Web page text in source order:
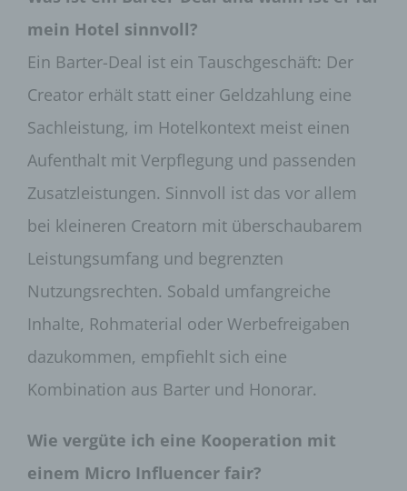
mein Hotel sinnvoll?
Ein Barter-Deal ist ein Tauschgeschäft: Der
Creator erhält statt einer Geldzahlung eine
Sachleistung, im Hotelkontext meist einen
Aufenthalt mit Verpflegung und passenden
Zusatzleistungen. Sinnvoll ist das vor allem
bei kleineren Creatorn mit überschaubarem
Leistungsumfang und begrenzten
Nutzungsrechten. Sobald umfangreiche
Inhalte, Rohmaterial oder Werbefreigaben
dazukommen, empfiehlt sich eine
Kombination aus Barter und Honorar.
Wie vergüte ich eine Kooperation mit
einem Micro Influencer fair?
Internetseite vollumfänglich nutzbar.
Erfassung von allgemeinen Daten und
Informationen
Die Internetseite erfasst mit jedem Aufruf der
Internetseite durch eine betroffene Person oder ein
automatisiertes System eine Reihe von
allgemeinen Daten und Informationen. Diese
allgemeinen Daten und Informationen werden in
werden können die (1) verwendeten Browsertypen
verwendete Betriebssystem, (3) die Internetseite,
von welcher ein zugreifendes System auf unsere
Internetseite gelangt (sogenannte Referrer), (4) die
Unterwebseiten, welche über ein zugreifendes
System auf unserer Internetseite angesteuert
werden, (5) das Datum und die Uhrzeit eines
Protokoll-Adresse (IP-Adresse), (7) der Internet-
(8) sonstige ähnliche Daten und Informationen, die
unsere informationstechnologischen Systeme
dienen.
Bei der Nutzung dieser allgemeinen Daten und